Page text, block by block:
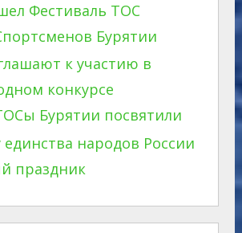
Фестиваль ТОС
Бурятии
к участию в
конкурсе
Бурятии посвятили
единства народов России
праздник